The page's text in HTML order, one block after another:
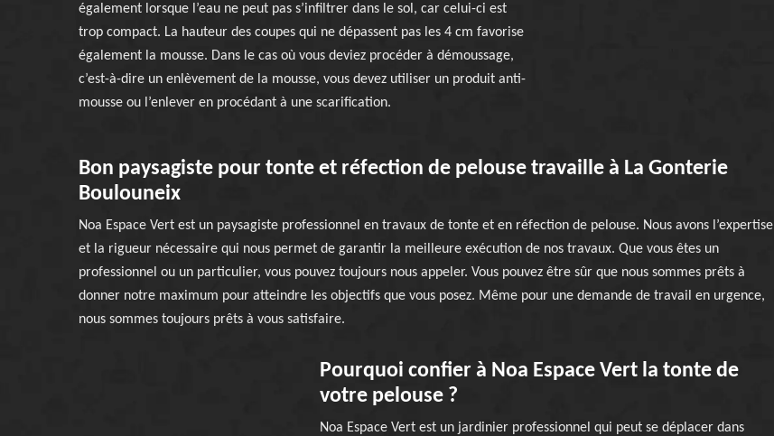
également lorsque l’eau ne peut pas s’infiltrer dans le sol, car celui-ci est
trop compact. La hauteur des coupes qui ne dépassent pas les 4 cm favorise
également la mousse. Dans le cas où vous deviez procéder à démoussage,
c’est-à-dire un enlèvement de la mousse, vous devez utiliser un produit anti-
mousse ou l’enlever en procédant à une scarification.
Bon paysagiste pour tonte et réfection de pelouse travaille à La Gonterie
Boulouneix
Noa Espace Vert est un paysagiste professionnel en travaux de tonte et en réfection de pelouse. Nous avons l’expertise
et la rigueur nécessaire qui nous permet de garantir la meilleure exécution de nos travaux. Que vous êtes un
professionnel ou un particulier, vous pouvez toujours nous appeler. Vous pouvez être sûr que nous sommes prêts à
donner notre maximum pour atteindre les objectifs que vous posez. Même pour une demande de travail en urgence,
nous sommes toujours prêts à vous satisfaire.
Pourquoi confier à Noa Espace Vert la tonte de
votre pelouse ?
Noa Espace Vert est un jardinier professionnel qui peut se déplacer dans